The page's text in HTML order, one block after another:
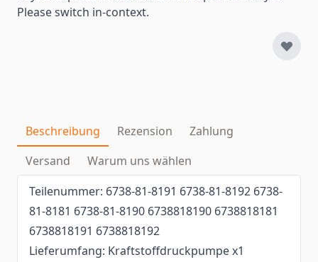
Please switch in-context.
Beschreibung Rezension
Zahlung
Versand
Warum uns wählen
Teilenummer: 6738-81-8191 6738-81-8192 6738-
81-8181 6738-81-8190 6738818190 6738818181
6738818191 6738818192
Lieferumfang: Kraftstoffdruckpumpe x1